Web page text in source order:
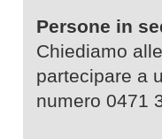
Persone in
Chiediamo
partecipare a
numero 0471